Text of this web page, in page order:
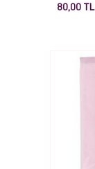
80,00 TL